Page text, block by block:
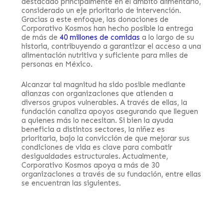
considerado un eje prioritario de intervención.
Gracias a este enfoque, las donaciones de
Corporativo Kosmos han hecho posible la entrega
de más de 40 millones de comidas a lo largo de su
historia, contribuyendo a garantizar el acceso a una
alimentación nutritiva y suficiente para miles de
personas en México.
Alcanzar tal magnitud ha sido posible mediante
alianzas con organizaciones que atienden a
diversos grupos vulnerables. A través de ellas, la
fundación canaliza apoyos asegurando que lleguen
a quienes más lo necesitan. Si bien la ayuda
beneficia a distintos sectores, la niñez es
prioritaria, bajo la convicción de que mejorar sus
condiciones de vida es clave para combatir
desigualdades estructurales. Actualmente,
Corporativo Kosmos apoya a más de 30
organizaciones a través de su fundación, entre ellas
se encuentran las siguientes.